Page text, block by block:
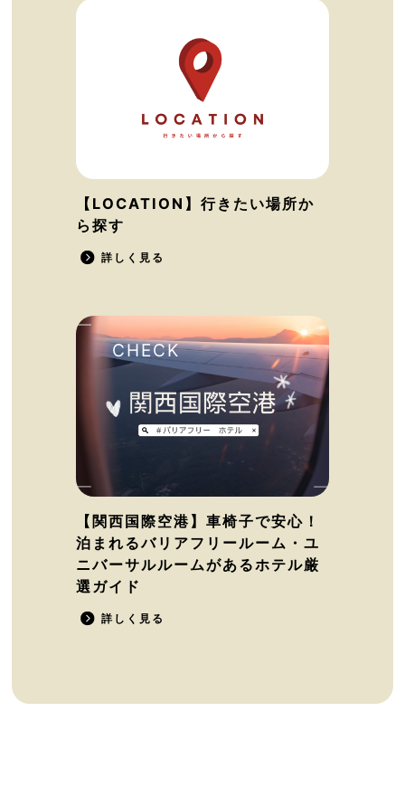
【LOCATION】行きたい場所か
ら探す
詳しく見る
【関西国際空港】車椅子で安心！
泊まれるバリアフリールーム・ユ
ニバーサルルームがあるホテル厳
選ガイド
詳しく見る